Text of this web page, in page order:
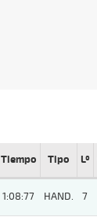
Tiempo Tipo Lº
1:08:77 HAND. 7